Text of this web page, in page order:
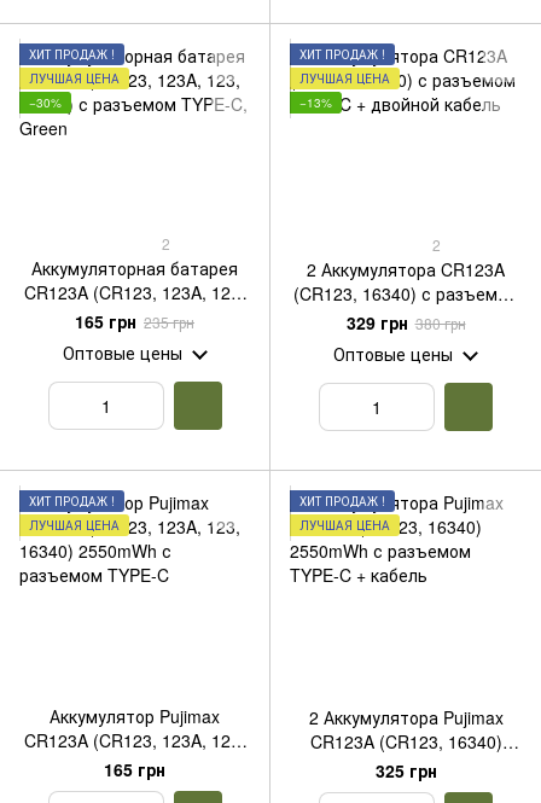
ХИТ ПРОДАЖ !
ЛУЧШАЯ ЦЕНА
−30%
2
Аккумуляторная батарея
CR123A (CR123, 123A, 123,
16340) с разъемом TYPE-C,
165 грн 235 грн
Оптовые цены
ХИТ ПРОДАЖ !
ЛУЧШАЯ ЦЕНА
−13%
2
2 Аккумулятора CR123A
(CR123, 16340) с разъемом
TYPE-C + двойной кабель
329 грн 380 грн
Оптовые цены
ХИТ ПРОДАЖ !
ЛУЧШАЯ ЦЕНА
Аккумулятор Pujimax
CR123A (CR123, 123A, 123,
16340) 2550mWh с
разъемом TYPE-C
165 грн
ХИТ ПРОДАЖ !
ЛУЧШАЯ ЦЕНА
2 Аккумулятора Pujimax
CR123A (CR123, 16340)
2550mWh с разъемом
TYPE-C + кабель
325 грн